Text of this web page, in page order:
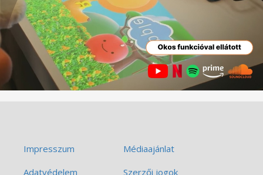
Impresszum
Médiaajánlat
Adatvédelem
Szerzői jogok